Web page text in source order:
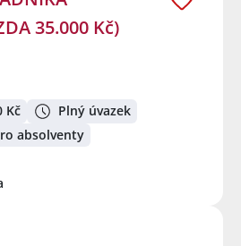
35.000 Kč)
Kč
Plný úvazek
absolventy